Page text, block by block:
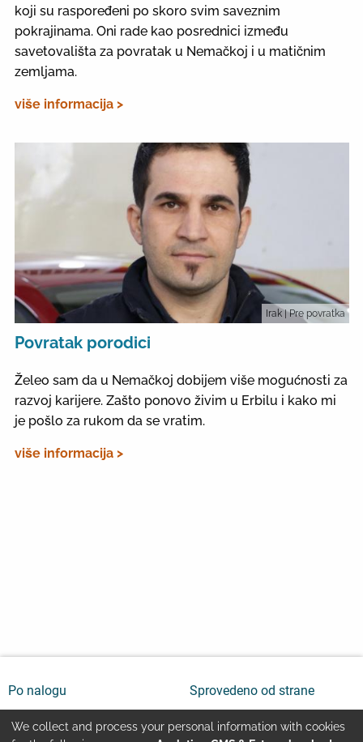
koji su raspoređeni po skoro svim saveznim
pokrajinama. Oni rade kao posrednici između
savetovališta za povratak u Nemačkoj i u matičnim
zemljama.
više informacija >
Irak| Pre povratka
Povratak porodici
Želeo sam da u Nemačkoj dobijem više mogućnosti za
razvoj karijere. Zašto ponovo živim u Erbilu i kako mi
je pošlo za rukom da se vratim.
više informacija >
Po nalogu Sprovedeno od strane
We collect and process your personal information with cookies